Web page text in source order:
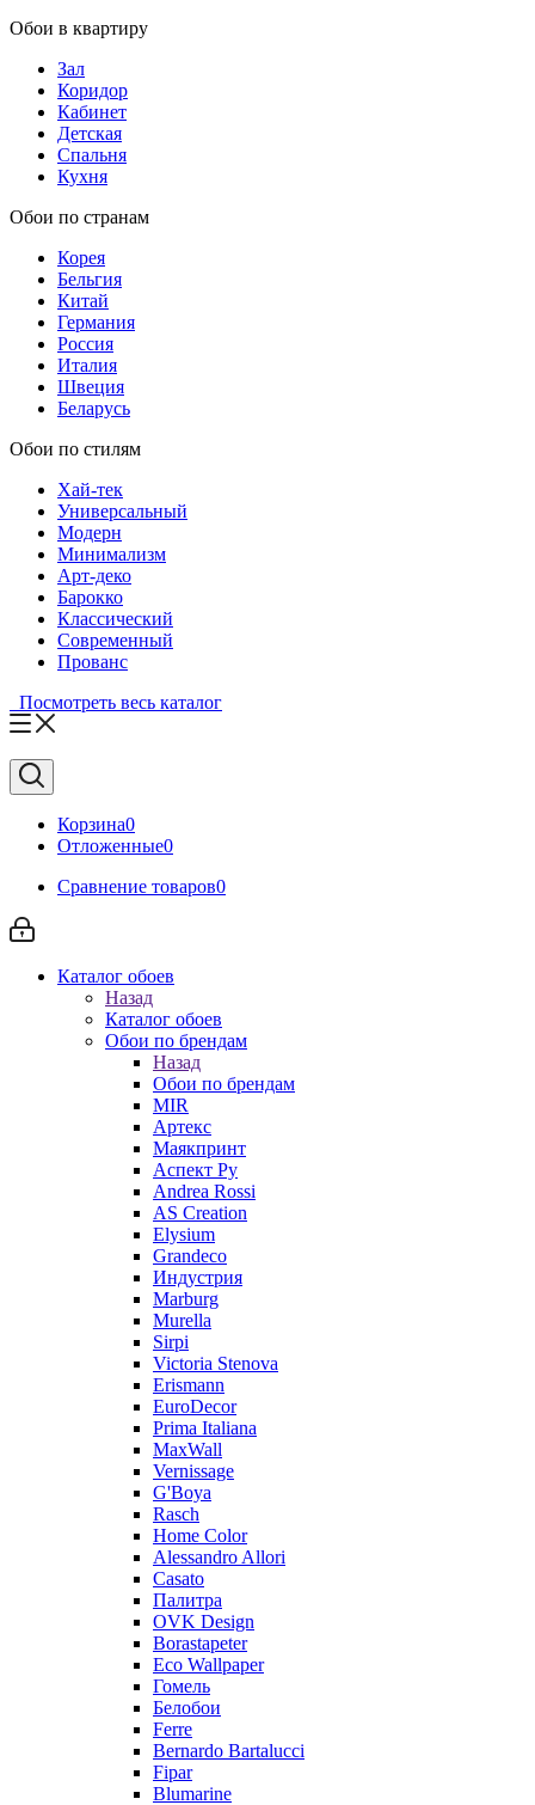
Обои в квартиру
Зал
Коридор
Кабинет
Детская
Спальня
Кухня
Обои по странам
Корея
Бельгия
Китай
Германия
Россия
Италия
Швеция
Беларусь
Обои по стилям
Хай-тек
Универсальный
Модерн
Минимализм
Арт-деко
Барокко
Классический
Современный
Прованс
Посмотреть весь каталог
Корзина0
Отложенные0
Сравнение товаров0
Каталог обоев
Назад
Каталог обоев
Обои по брендам
Назад
Обои по брендам
MIR
Артекс
Маякпринт
Аспект Ру
Andrea Rossi
AS Creation
Elysium
Grandeco
Индустрия
Marburg
Murella
Sirpi
Victoria Stenova
Erismann
EuroDecor
Prima Italiana
MaxWall
Vernissage
G'Boya
Rasch
Home Color
Alessandro Allori
Casato
Палитра
OVK Design
Borastapeter
Eco Wallpaper
Гомель
Белобои
Ferre
Bernardo Bartalucci
Fipar
Blumarine